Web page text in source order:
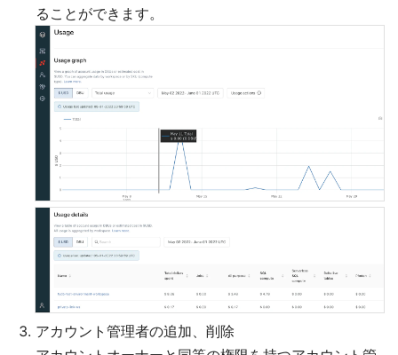
ることができます。
アカウント管理者の追加、削除